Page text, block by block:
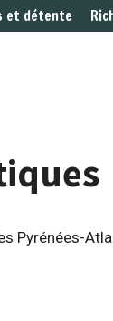
et détente
Pyrénées-